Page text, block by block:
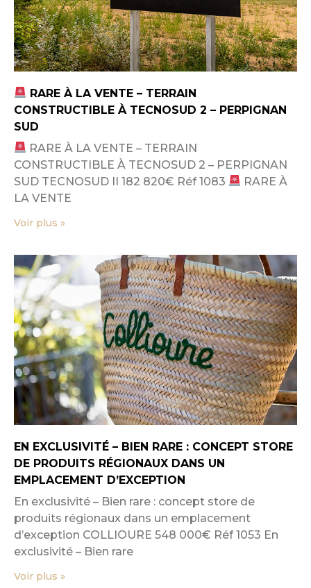
RARE À LA VENTE – TERRAIN
CONSTRUCTIBLE À TECNOSUD 2 – PERPIGNAN
SUD
RARE À LA VENTE – TERRAIN
CONSTRUCTIBLE À TECNOSUD 2 – PERPIGNAN
SUD TECNOSUD II 182 820€ Réf 1083
RARE À
LA VENTE
Voir plus »
EN EXCLUSIVITÉ – BIEN RARE : CONCEPT STORE
DE PRODUITS RÉGIONAUX DANS UN
EMPLACEMENT D’EXCEPTION
En exclusivité – Bien rare : concept store de
produits régionaux dans un emplacement
d’exception COLLIOURE 548 000€ Réf 1053 En
exclusivité – Bien rare
Voir plus »